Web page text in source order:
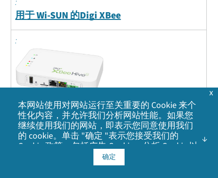
用于 Wi-SUN 的Digi XBee
即将推出
用于 Wi-SUN 的Digi XBee Hive 网关和边界
本网站使用对网站运行至关重要的 Cookie 来个
性化内容，并允许我们分析网站性能。如果您
继续使用我们的网站，即表示您同意使用我们
的 cookie。单击 "确定 "表示您接受我们的
Cookie 政策 ，包括广告 Cookie、分析 Cookie 以
及与社交媒体、广告和分析合作伙伴共享信
确定
x